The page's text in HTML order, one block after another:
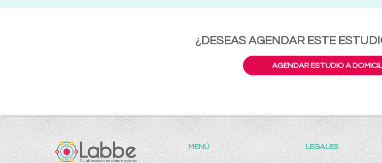
¿DESEAS AGENDAR ESTE
AGENDAR ESTUDIO A
MENÚ LEGALES